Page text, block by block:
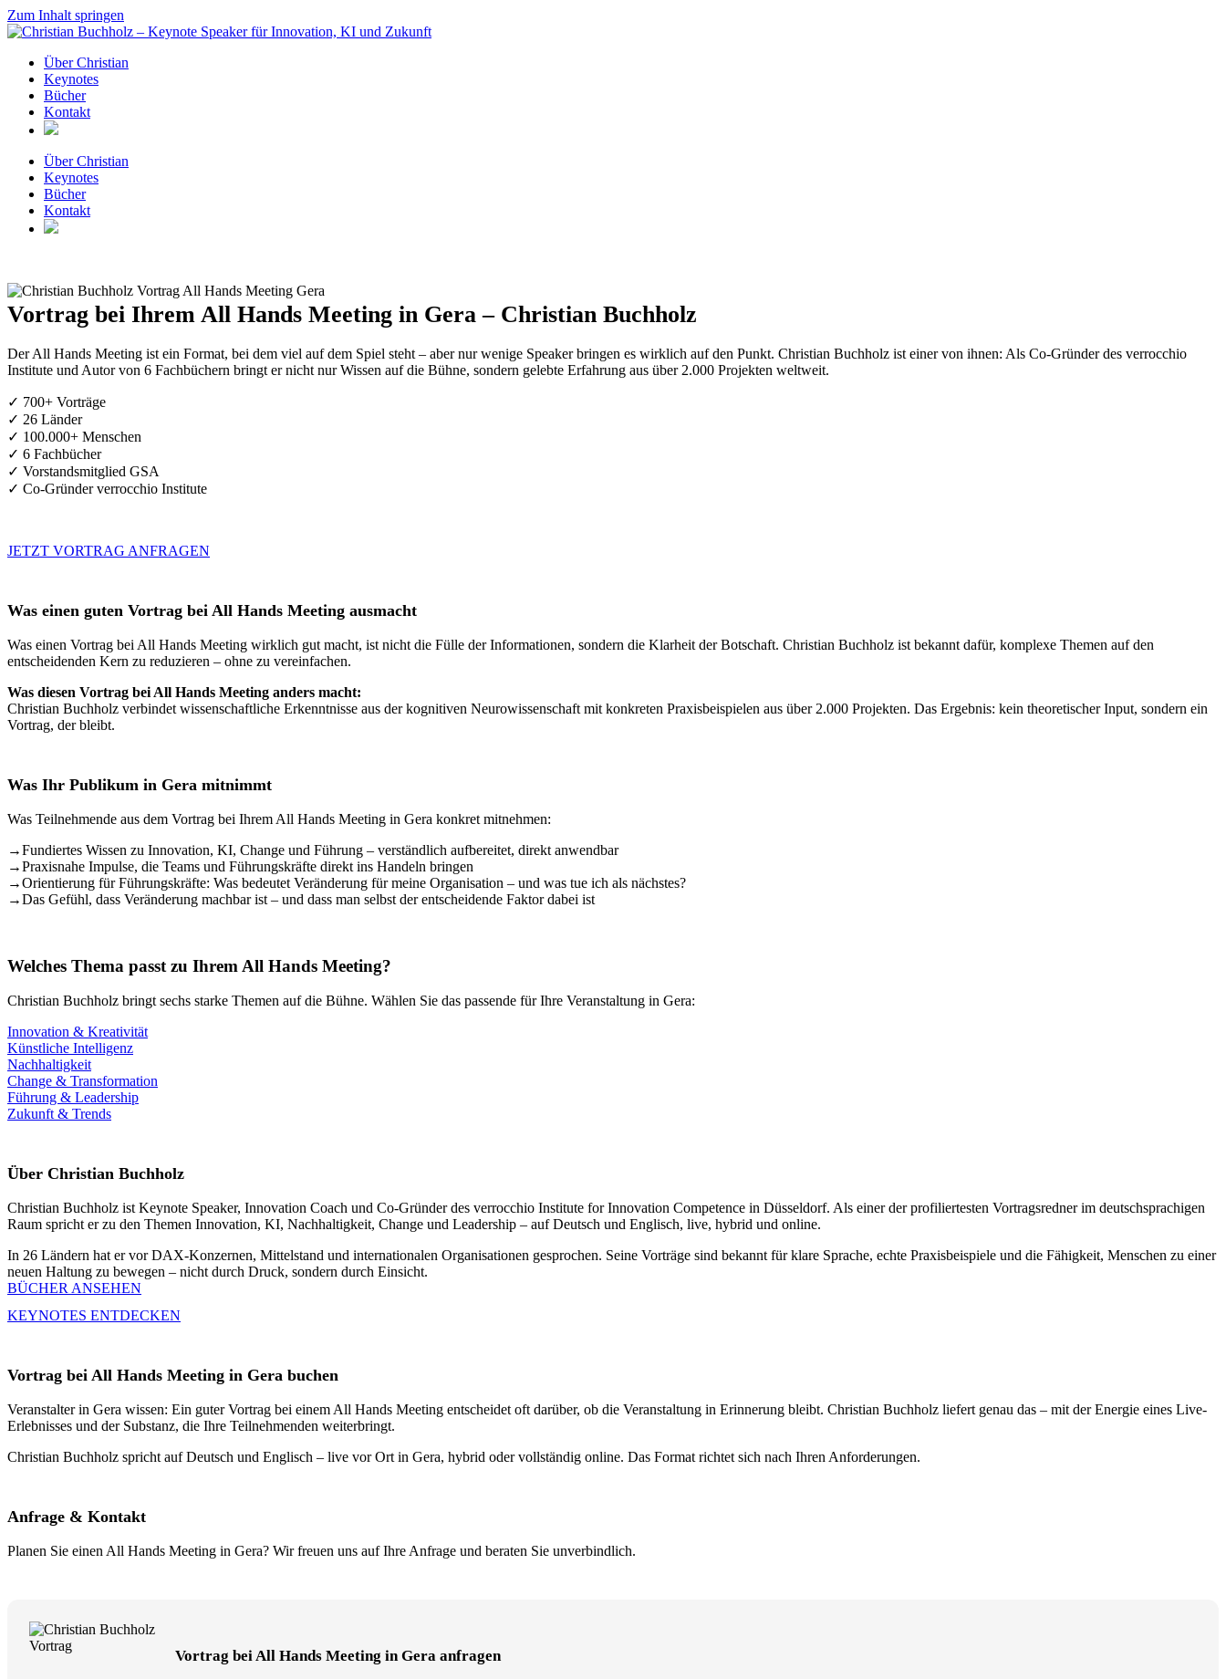
Zum Inhalt springen
Über Christian
Keynotes
Bücher
Kontakt
Über Christian
Keynotes
Bücher
Kontakt
Vortrag bei Ihrem All Hands Meeting in Gera – Christian Buchholz
Der All Hands Meeting ist ein Format, bei dem viel auf dem Spiel steht – aber nur wenige Speaker bringen es wirklich auf den Punkt. Christian Buchholz ist einer von ihnen: Als Co-Gründer des verrocchio
Institute und Autor von 6 Fachbüchern bringt er nicht nur Wissen auf die Bühne, sondern gelebte Erfahrung aus über 2.000 Projekten weltweit.
✓ 700+ Vorträge
✓ 26 Länder
✓ 100.000+ Menschen
✓ 6 Fachbücher
✓ Vorstandsmitglied GSA
✓ Co-Gründer verrocchio Institute
JETZT VORTRAG ANFRAGEN
Was einen guten Vortrag bei All Hands Meeting ausmacht
Was einen Vortrag bei All Hands Meeting wirklich gut macht, ist nicht die Fülle der Informationen, sondern die Klarheit der Botschaft. Christian Buchholz ist bekannt dafür, komplexe Themen auf den
entscheidenden Kern zu reduzieren – ohne zu vereinfachen.
Was diesen Vortrag bei All Hands Meeting anders macht:
Christian Buchholz verbindet wissenschaftliche Erkenntnisse aus der kognitiven Neurowissenschaft mit konkreten Praxisbeispielen aus über 2.000 Projekten. Das Ergebnis: kein theoretischer Input, sondern ein
Vortrag, der bleibt.
Was Ihr Publikum in Gera mitnimmt
Was Teilnehmende aus dem Vortrag bei Ihrem All Hands Meeting in Gera konkret mitnehmen:
→Fundiertes Wissen zu Innovation, KI, Change und Führung – verständlich aufbereitet, direkt anwendbar
→Praxisnahe Impulse, die Teams und Führungskräfte direkt ins Handeln bringen
→Orientierung für Führungskräfte: Was bedeutet Veränderung für meine Organisation – und was tue ich als nächstes?
→Das Gefühl, dass Veränderung machbar ist – und dass man selbst der entscheidende Faktor dabei ist
Welches Thema passt zu Ihrem All Hands Meeting?
Christian Buchholz bringt sechs starke Themen auf die Bühne. Wählen Sie das passende für Ihre Veranstaltung in Gera:
Innovation & Kreativität
Künstliche Intelligenz
Nachhaltigkeit
Change & Transformation
Führung & Leadership
Zukunft & Trends
Über Christian Buchholz
Christian Buchholz ist Keynote Speaker, Innovation Coach und Co-Gründer des verrocchio Institute for Innovation Competence in Düsseldorf. Als einer der profiliertesten Vortragsredner im deutschsprachigen
Raum spricht er zu den Themen Innovation, KI, Nachhaltigkeit, Change und Leadership – auf Deutsch und Englisch, live, hybrid und online.
In 26 Ländern hat er vor DAX-Konzernen, Mittelstand und internationalen Organisationen gesprochen. Seine Vorträge sind bekannt für klare Sprache, echte Praxisbeispiele und die Fähigkeit, Menschen zu einer
neuen Haltung zu bewegen – nicht durch Druck, sondern durch Einsicht.
BÜCHER ANSEHEN
KEYNOTES ENTDECKEN
Vortrag bei All Hands Meeting in Gera buchen
Veranstalter in Gera wissen: Ein guter Vortrag bei einem All Hands Meeting entscheidet oft darüber, ob die Veranstaltung in Erinnerung bleibt. Christian Buchholz liefert genau das – mit der Energie eines Live-
Erlebnisses und der Substanz, die Ihre Teilnehmenden weiterbringt.
Christian Buchholz spricht auf Deutsch und Englisch – live vor Ort in Gera, hybrid oder vollständig online. Das Format richtet sich nach Ihren Anforderungen.
Anfrage & Kontakt
Planen Sie einen All Hands Meeting in Gera? Wir freuen uns auf Ihre Anfrage und beraten Sie unverbindlich.
Vortrag bei All Hands Meeting in Gera anfragen